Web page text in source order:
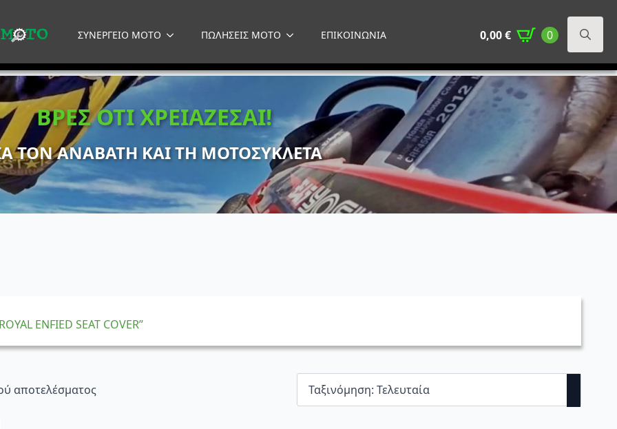
ΣΥΝΕΡΓΕΙΟ MOTO ΠΩΛΗΣΕΙΣ MOTO ΕΠΙΚΟΙΝΩΝΙΑ 0,00€
0
for:
ΒΡΕΣ ΟΤΙ ΧΡΕΙΑΖΕΣΑΙ!
ΤΟΝ ΑΝΑΒΑΤΗ ΚΑΙ ΤΗ ΜΟΤΟΣΥΚΛΕΤΑ
ENFIED SEAT COVER”
αποτελέσματος